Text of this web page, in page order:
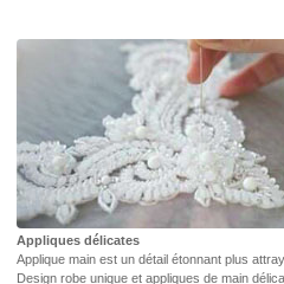
Appliques délicates
Applique main est un détail étonnant plus
Design robe unique et appliques de main